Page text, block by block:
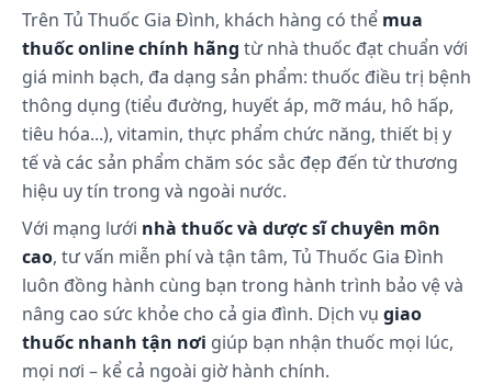
Trên Tủ Thuốc Gia Đình, khách hàng có thể mua
thuốc online chính hãng từ nhà thuốc đạt chuẩn với
giá minh bạch, đa dạng sản phẩm: thuốc điều trị bệnh
thông dụng (tiểu đường, huyết áp, mỡ máu, hô hấp,
tiêu hóa...), vitamin, thực phẩm chức năng, thiết bị y
tế và các sản phẩm chăm sóc sắc đẹp đến từ thương
hiệu uy tín trong và ngoài nước.
Với mạng lưới nhà thuốc và dược sĩ chuyên môn
cao, tư vấn miễn phí và tận tâm, Tủ Thuốc Gia Đình
luôn đồng hành cùng bạn trong hành trình bảo vệ và
nâng cao sức khỏe cho cả gia đình. Dịch vụ giao
thuốc nhanh tận nơi giúp bạn nhận thuốc mọi lúc,
mọi nơi – kể cả ngoài giờ hành chính.